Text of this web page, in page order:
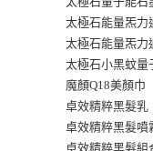
太極石能量炁力
太極石能量炁力
太極石小黑蚊量
魔顏Q18美顏巾
卓效精粹黑髮乳
卓效精粹黑髮噴
卓效精粹黑髮組